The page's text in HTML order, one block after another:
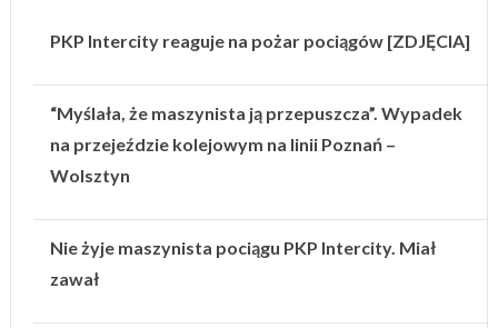
PKP Intercity reaguje na pożar pociągów [ZDJĘCIA]
“Myślała, że maszynista ją przepuszcza”. Wypadek
na przejeździe kolejowym na linii Poznań –
Wolsztyn
Nie żyje maszynista pociągu PKP Intercity. Miał
zawał